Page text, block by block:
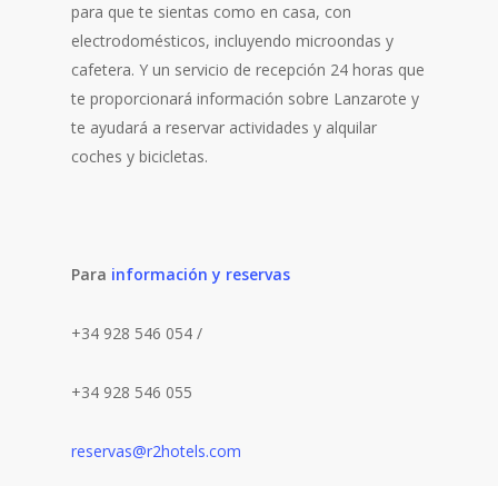
para que te sientas como en casa, con
electrodomésticos, incluyendo microondas y
cafetera. Y un servicio de recepción 24 horas que
te proporcionará información sobre Lanzarote y
te ayudará a reservar actividades y alquilar
coches y bicicletas.
Para información y reservas
+34 928 546 054 /
+34 928 546 055
reservas@r2hotels.com